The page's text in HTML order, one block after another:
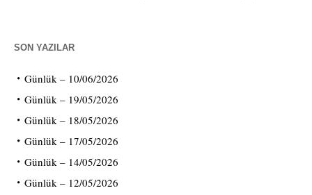
SON YAZILAR
Günlük – 10/06/2026
Günlük – 19/05/2026
Günlük – 18/05/2026
Günlük – 17/05/2026
Günlük – 14/05/2026
Günlük – 12/05/2026